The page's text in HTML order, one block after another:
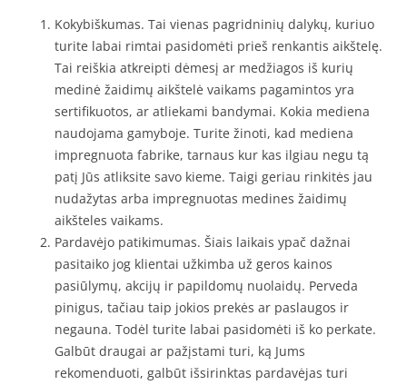
Kokybiškumas. Tai vienas pagridninių dalykų, kuriuo
turite labai rimtai pasidomėti prieš renkantis aikštelę.
Tai reiškia atkreipti dėmesį ar medžiagos iš kurių
medinė žaidimų aikštelė vaikams pagamintos yra
sertifikuotos, ar atliekami bandymai. Kokia mediena
naudojama gamyboje. Turite žinoti, kad mediena
impregnuota fabrike, tarnaus kur kas ilgiau negu tą
patį Jūs atliksite savo kieme. Taigi geriau rinkitės jau
nudažytas arba impregnuotas medines žaidimų
aikšteles vaikams.
Pardavėjo patikimumas. Šiais laikais ypač dažnai
pasitaiko jog klientai užkimba už geros kainos
pasiūlymų, akcijų ir papildomų nuolaidų. Perveda
pinigus, tačiau taip jokios prekės ar paslaugos ir
negauna. Todėl turite labai pasidomėti iš ko perkate.
Galbūt draugai ar pažįstami turi, ką Jums
rekomenduoti, galbūt išsirinktas pardavėjas turi